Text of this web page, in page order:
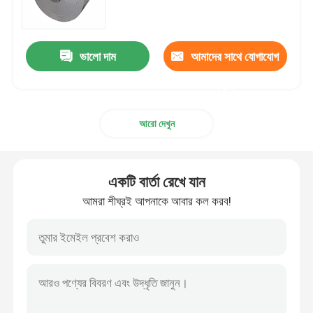
ভালো দাম আমাদের সাথে যোগাযোগ
আরো দেখুন
একটি বার্তা রেখে যান
আমরা শীঘ্রই আপনাকে আবার কল করব!